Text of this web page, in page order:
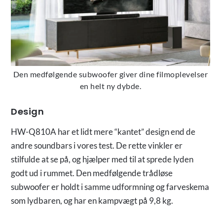
Den medfølgende subwoofer giver dine filmoplevelser
en helt ny dybde.
Design
HW-Q810A har et lidt mere “kantet” design end de
andre soundbars i vores test. De rette vinkler er
stilfulde at se på, og hjælper med til at sprede lyden
godt ud i rummet. Den medfølgende trådløse
subwoofer er holdt i samme udformning og farveskema
som lydbaren, og har en kampvægt på 9,8 kg.